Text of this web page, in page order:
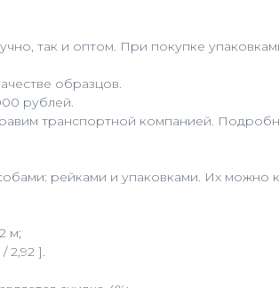
так и оптом. При покупке
образцов.
рублей.
транспортной компанией.
рейками и упаковками. Их можно
м;
2,92 ].